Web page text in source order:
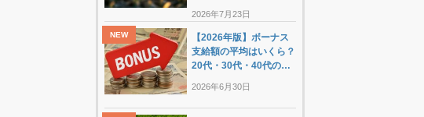
2026年7月23日
【2026年版】ボーナス
支給額の平均はいくら？
20代・30代・40代の…
2026年6月30日